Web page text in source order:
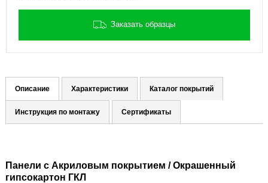
Заказать образцы
Описание Характеристики Каталог покрытий
Инструкция по монтажу Сертификаты
Панели с Акриловым покрытием / Окрашенный
гипсокартон ГКЛ